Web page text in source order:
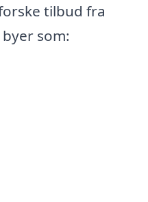
tilbud fra
som: